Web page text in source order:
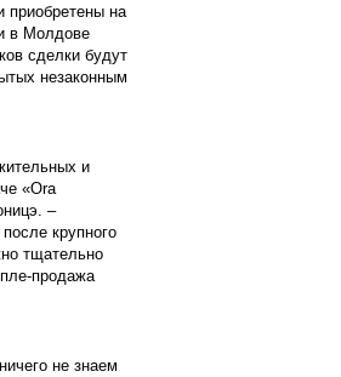
приобретены на
в Молдове
сделки будут
незаконным
и
«Ora
–
крупного
тщательно
продажа
не знаем